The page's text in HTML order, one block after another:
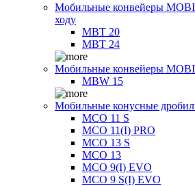
Мобильные конвейеры
ходу
MBT 20
MBT 24
Мобильные конвейеры
MBW 15
Мобильные конусные
MCO 11 S
MCO 11(I) PRO
MCO 13 S
MCO 13
MCO 9(I) EVO
MCO 9 S(I) EVO